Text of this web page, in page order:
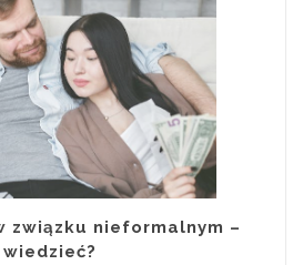
związku nieformalnym –